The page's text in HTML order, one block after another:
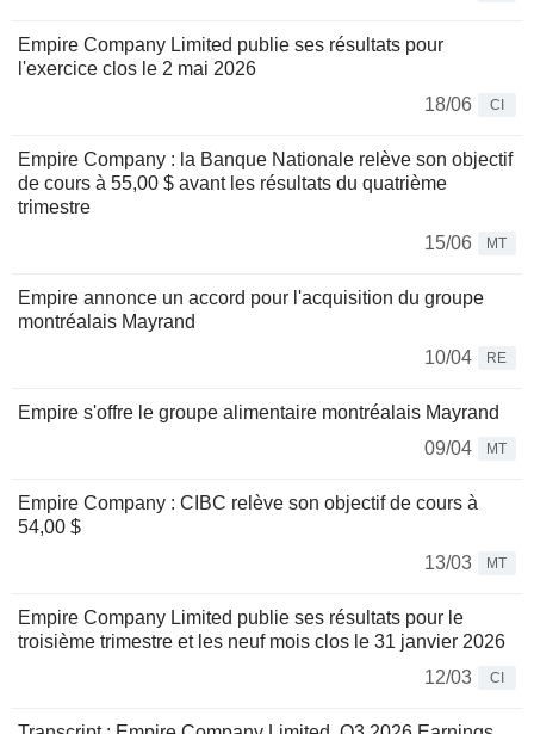
Empire Company Limited publie ses résultats pour
l'exercice clos le 2 mai 2026
18/06
CI
Empire Company : la Banque Nationale relève son objectif
de cours à 55,00 $ avant les résultats du quatrième
trimestre
15/06
MT
Empire annonce un accord pour l'acquisition du groupe
montréalais Mayrand
10/04
RE
Empire s'offre le groupe alimentaire montréalais Mayrand
09/04
MT
Empire Company : CIBC relève son objectif de cours à
54,00 $
13/03
MT
Empire Company Limited publie ses résultats pour le
troisième trimestre et les neuf mois clos le 31 janvier 2026
12/03
CI